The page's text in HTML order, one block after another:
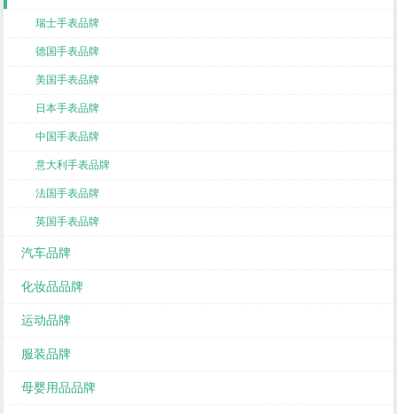
瑞士手表品牌
德国手表品牌
美国手表品牌
日本手表品牌
中国手表品牌
意大利手表品牌
法国手表品牌
英国手表品牌
汽车品牌
化妆品品牌
运动品牌
服装品牌
母婴用品品牌